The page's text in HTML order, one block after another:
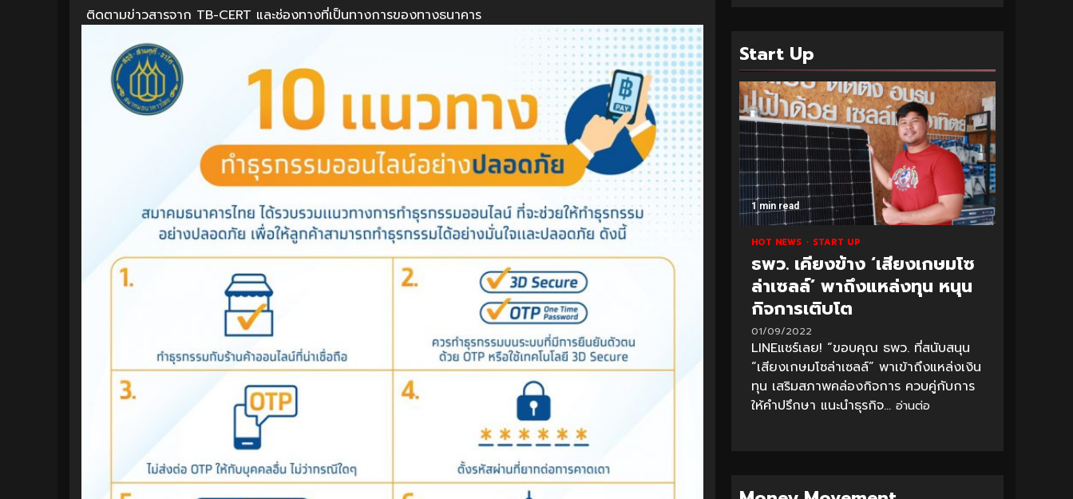
ติดตามข่าวสารจาก TB-CERT และช่องทางที่เป็นทางการของทางธนาคาร
Start Up
1 min read
HOT NEWS START UP
ธพว. เคียงข้าง ‘เสียงเกษมโซ
ล่าเซลล์’ พาถึงแหล่งทุน หนุน
กิจการเติบโต
01/09/2022
LINEแชร์เลย! “ขอบคุณ ธพว. ที่สนับสนุน
“เสียงเกษมโซล่าเซลล์” พาเข้าถึงแหล่งเงิน
ทุน เสริมสภาพคล่องกิจการ ควบคู่กับการ
ให้คำปรึกษา แนะนำธุรกิจ... อ่านต่อ